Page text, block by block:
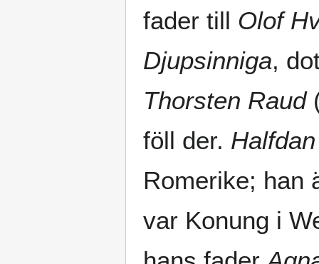
fader till Olof
Djupsinniga,
Thorsten Raud
föll der.
Romerike; han
var Konung i